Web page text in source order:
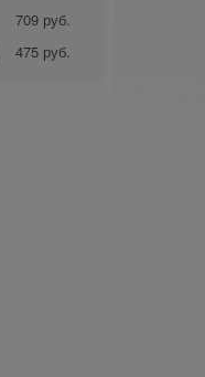
709 руб.
475 руб.